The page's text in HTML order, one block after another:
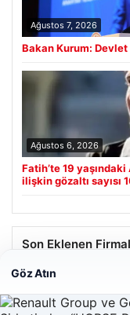
Ağustos 7, 2026
Bakan Kurum:
Ağustos 6, 2026
Fatih’te 19
ilişkin gözaltı sayısı
Son Eklenen
Prenses Night
Nisan 29, 2026
Göz Atın